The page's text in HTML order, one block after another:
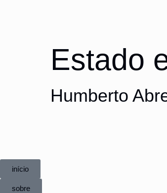
Estado
Humberto
início
sobre